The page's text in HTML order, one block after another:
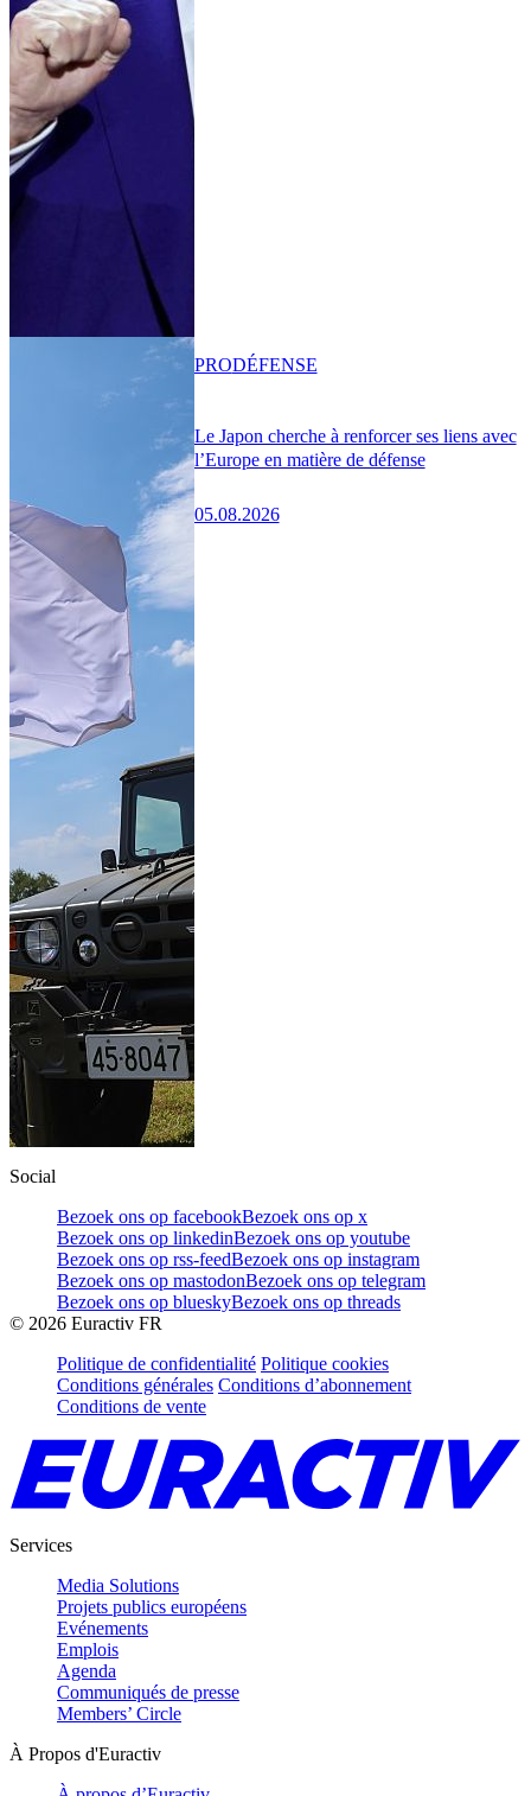
Le Japon cherche à renforcer ses liens avec
l’Europe en matière de défense
05.08.2026
PRODÉFENSE
Social
Bezoek ons op facebookBezoek ons op x
Bezoek ons op linkedinBezoek ons op youtube
Bezoek ons op rss-feedBezoek ons op instagram
Bezoek ons op mastodonBezoek ons op telegram
Bezoek ons op blueskyBezoek ons op threads
© 2026 Euractiv FR
Politique de confidentialité Politique cookies
Conditions générales Conditions d’abonnement
Conditions de vente
Services
Media Solutions
Projets publics européens
Evénements
Emplois
Agenda
Communiqués de presse
Members’ Circle
À Propos d'Euractiv